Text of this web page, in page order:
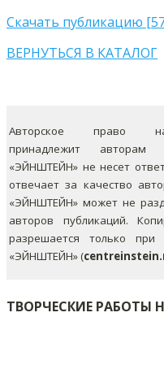
Скачать публикацию
ВЕРНУТЬСЯ В КАТАЛОГ
Авторское право
принадлежит авторам
«ЭЙНШТЕЙН» не несет
отвечает за качество
«ЭЙНШТЕЙН» может не
авторов публикаций.
разрешается только
«ЭЙНШТЕЙН» (
ТВОРЧЕСКИЕ РАБОТЫ